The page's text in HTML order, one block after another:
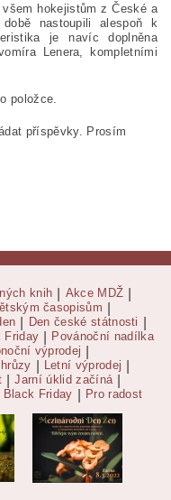
hokejistům z České a
nastoupili alespoň k
je navíc doplněna
Lenera, kompletními
položce.
příspěvky. Prosím
knih Akce MDŽ
časopisům
Den české státnosti
Friday Povánoční nadílka
výprodej
Letní výprodej
Jarní úklid začíná
Black Friday Pro radost